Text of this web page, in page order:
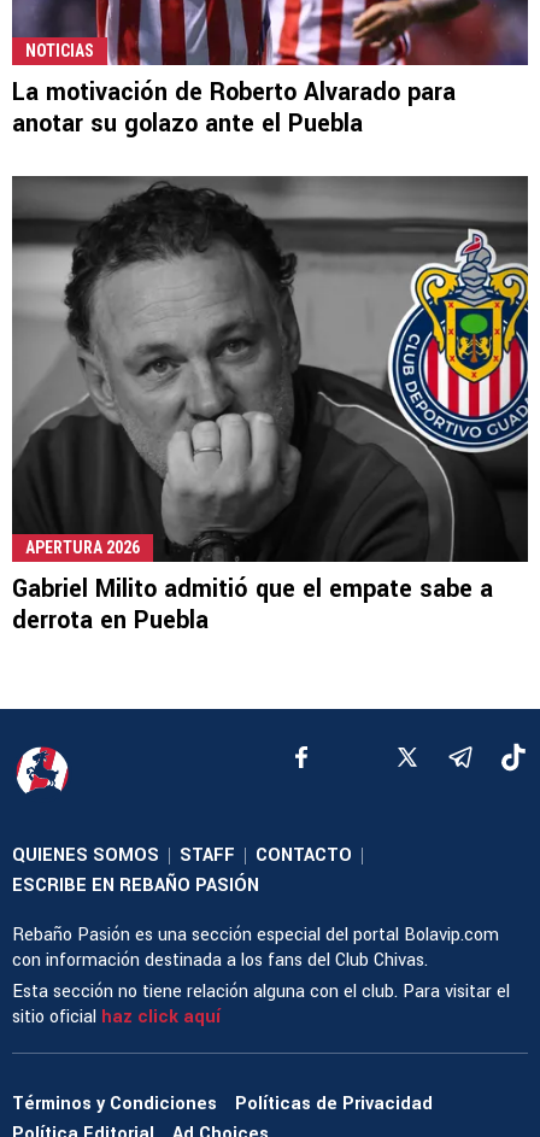
NOTICIAS
La motivación de Roberto Alvarado para
anotar su golazo ante el Puebla
APERTURA 2026
Gabriel Milito admitió que el empate sabe a
derrota en Puebla
QUIENES SOMOS STAFF CONTACTO
ESCRIBE EN REBAÑO PASIÓN
Rebaño Pasión es una sección especial del portal Bolavip.com
con información destinada a los fans del Club Chivas.
Esta sección no tiene relación alguna con el club. Para visitar el
sitio oficial haz click aquí
Términos y Condiciones
Políticas de Privacidad